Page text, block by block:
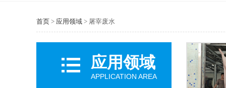
首页 > 应用领域 > 屠宰废水
应用领域
APPLICATION AREA